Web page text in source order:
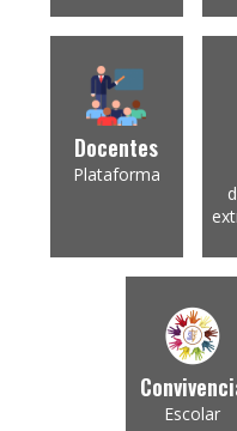
Docentes
Plataforma
Escolar